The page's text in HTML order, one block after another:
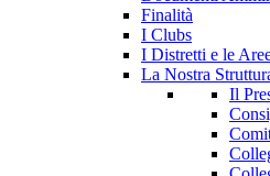
Finalità
I Clubs
I Distretti e le
La Nostra
Il